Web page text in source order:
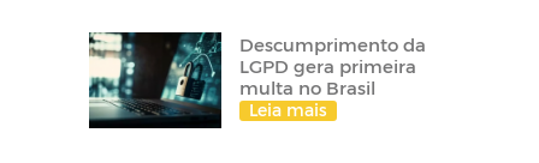
Descumprimento da
LGPD gera primeira
multa no Brasil
Leia mais